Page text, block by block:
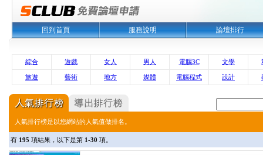
回到首頁 服務說明 論壇排行
綜合 遊戲 女人 男人 電腦3C 文學
旅遊 藝術 地方 媒體 電腦程式 設計
人氣排行榜是以您網站的人氣值做排名。
有 195 項結果，以下是第 1-30 項。